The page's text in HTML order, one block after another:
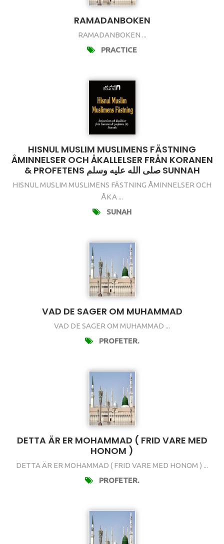
RAMADANBOKEN
RAMADANBOKEN ...
PRACTICE
HISNUL MUSLIM MUSLIMENS FÄSTNING
ÅMINNELSER OCH ÅKALLELSER FRÅN KORANEN
& PROFETENS صلى الله عليه وسلم SUNNAH
HISNUL MUSLIM MUSLIMENS FÄSTNING ÅMINNELSER OCH
ÅKA ...
SUNAH
VAD DE SAGER OM MUHAMMAD
VAD DE SAGER OM MUHAMMAD ...
PROFETER.
DETTA ÄR ER MOHAMMAD ( FRID VARE MED
HONOM )
DETTA ÄR ER MOHAMMAD ( FRID VARE MED HONOM ) ...
PROFETER.